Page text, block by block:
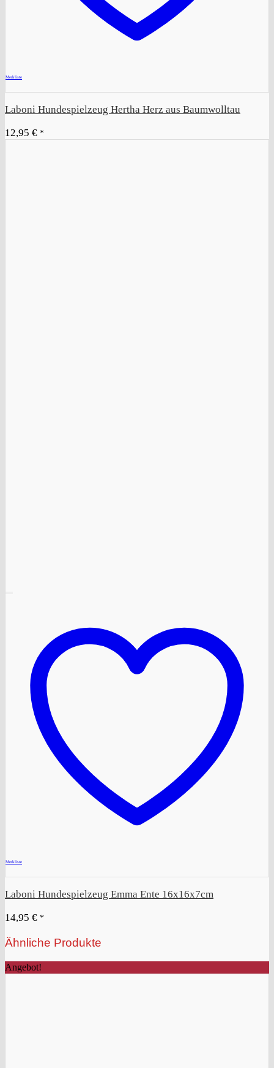
Merkliste
Laboni Hundespielzeug Hertha Herz aus Baumwolltau
12,95 € *
Merkliste
Laboni Hundespielzeug Emma Ente 16x16x7cm
14,95 € *
Ähnliche Produkte
Angebot!